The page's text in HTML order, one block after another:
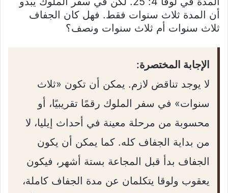
أن المدة ثلاث سنوات فقط. فهل كان الجفاف
ثلاث سنوات أم ثلاث سنوات ونصف؟
الإجابة المختصرة:
لا يوجد تناقض لازم. يمكن أن تكون «ثلاث
سنوات» في سفر الملوك رقمًا تقريبيًا، أو
محسوبة من مرحلة معينة في أحداث إيليا، لا
من بداية الجفاف كله. كما يمكن أن يكون
الجفاف بدأ قبل المجاعة بستة أشهر، فيكون
يعقوب ولوقا يتكلمان عن مدة الجفاف كاملة،